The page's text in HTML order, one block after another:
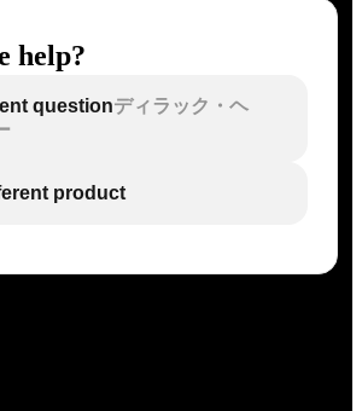
help?
questionディラック・ヘ
product